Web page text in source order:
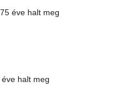
éve halt meg
halt meg